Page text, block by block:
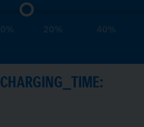
CHARGING_TIME: